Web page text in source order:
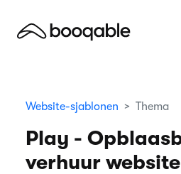
Website-sjablonen Thema
Play -
verhuur